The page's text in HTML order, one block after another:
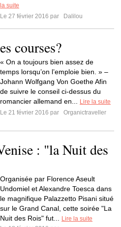
la suite
Le 27 février 2016 par
Dalilou
courses?
« On a toujours bien assez de
temps lorsqu’on l’emploie bien. » –
Johann Wolfgang Von Goethe Afin
de suivre le conseil ci-dessus du
romancier allemand en...
Lire la suite
Le 21 février 2016 par
Organictraveller
: "la Nuit des
Organisée par Florence Aseult
Undomiel et Alexandre Toesca dans
le magnifique Palazzetto Pisani situé
sur le Grand Canal, cette soirée "La
Nuit des Rois" fut...
Lire la suite